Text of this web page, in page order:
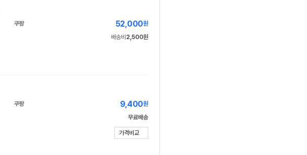
쿠팡 52,000원
배송비 2,500원
쿠팡 9,400원
무료배송
가격비교